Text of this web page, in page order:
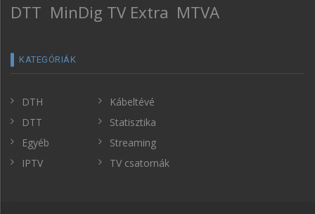
DTT MinDig TV Extra MTVA
KATEGÓRIÁK
DTH
DTT
Egyéb
IPTV
Kábeltévé
Statisztika
Streaming
TV csatornák